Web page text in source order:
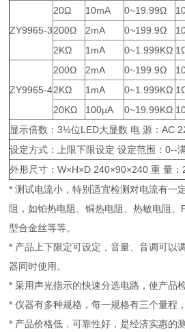
ZY9965-3
20Ω 10mA 0~19.99Ω
200Ω
2mA 0~199.9Ω
2KΩ
1mA 0~1.999KΩ
ZY9965-4
200Ω 2mA 0~199.9Ω
2KΩ
1mA 0~1.999KΩ
20KΩ
100µA 0~19.99KΩ
显示倍数：3½位LED大显数 电 源：AC
设定方式：上限下限设定 设定范围：0--
外形尺寸：W×H×D 240×90×240 重 量：
* 测试电流小，特别适宜检测对电流有一
阻，如铂热电阻、铜热电阻、热敏电阻、
型合金丝等等。
* 产品上下限定可设定，音量、音调可以
器同时使用。
* 采用声光指示的快速分选电路，使产品
* 仪器有多种规格，每一规格有三个量程
* 产品价格低，可靠性好，是经济实惠的